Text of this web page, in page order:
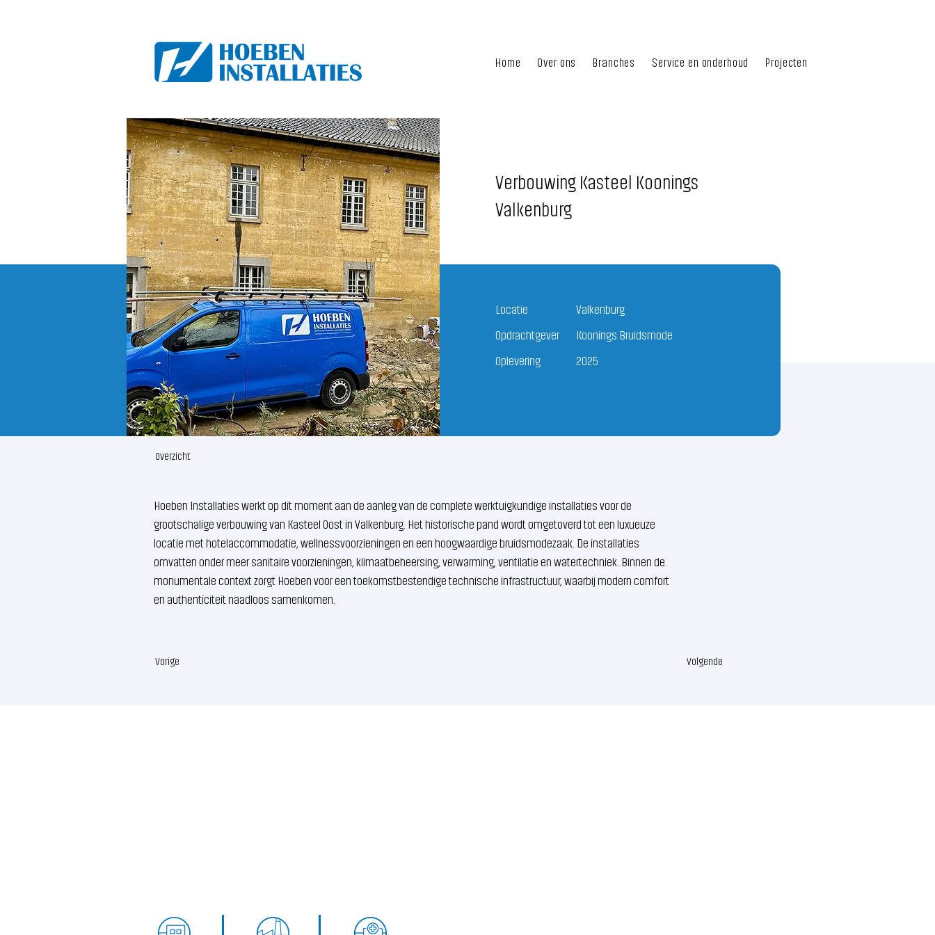
Home Over ons Branches Service en onderhoud Projecten
Overzicht
Hoeben Installaties werkt op dit moment aan de aanleg van de complete werktuigkundige installaties voor de
grootschalige verbouwing van Kasteel Oost in Valkenburg. Het historische pand wordt omgetoverd tot een luxueuze
locatie met hotelaccommodatie, wellnessvoorzieningen en een hoogwaardige bruidsmodezaak. De installaties
omvatten onder meer sanitaire voorzieningen, klimaatbeheersing, verwarming, ventilatie en watertechniek. Binnen de
monumentale context zorgt Hoeben voor een toekomstbestendige technische infrastructuur, waarbij modern comfort
en authenticiteit naadloos samenkomen.
Vorige Volgende
Verbouwing Kasteel Koonings
Valkenburg
Locatie
Opdrachtgever
Oplevering
Valkenburg
Koonings Bruidsmode
2025